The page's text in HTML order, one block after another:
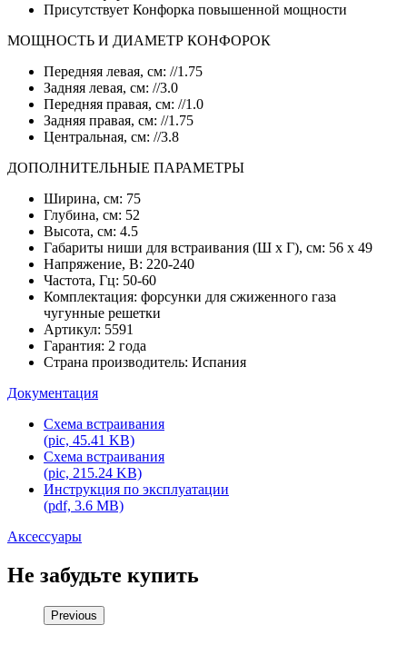
Присутствует Конфорка повышенной мощности
МОЩНОСТЬ И ДИАМЕТР КОНФОРОК
Передняя левая, см: //1.75
Задняя левая, см: //3.0
Передняя правая, см: //1.0
Задняя правая, см: //1.75
Центральная, см: //3.8
ДОПОЛНИТЕЛЬНЫЕ ПАРАМЕТРЫ
Ширина, см: 75
Глубина, см: 52
Высота, см: 4.5
Габариты ниши для встраивания (Ш х Г), см: 56 х 49
Напряжение, В: 220-240
Частота, Гц: 50-60
Комплектация: форсунки для сжиженного газа
чугунные решетки
Артикул: 5591
Гарантия: 2 года
Страна производитель: Испания
Документация
Схема встраивания
(pic, 45.41 KB)
Схема встраивания
(pic, 215.24 KB)
Инструкция по эксплуатации
(pdf, 3.6 MB)
Аксессуары
Не забудьте купить
Previous